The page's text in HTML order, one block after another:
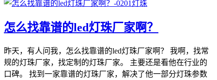
怎么找靠谱的led灯珠厂家啊？
昨天，有人问我，怎么找靠谱的led灯珠厂家啊？ 我啊，找常
规的灯珠厂家，找定制的灯珠厂家。 主要还是看他在行业的
口碑。 找到一家靠谱的灯珠厂家，解决了他一部分灯珠参数